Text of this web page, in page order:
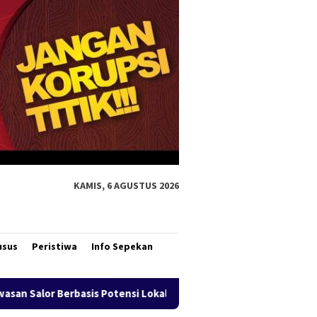
KAMIS, 6 AGUSTUS 2026
Peristiwa Info Sepekan
Bank Mandiri Region XII Hadirkan Livin’ Berbagi